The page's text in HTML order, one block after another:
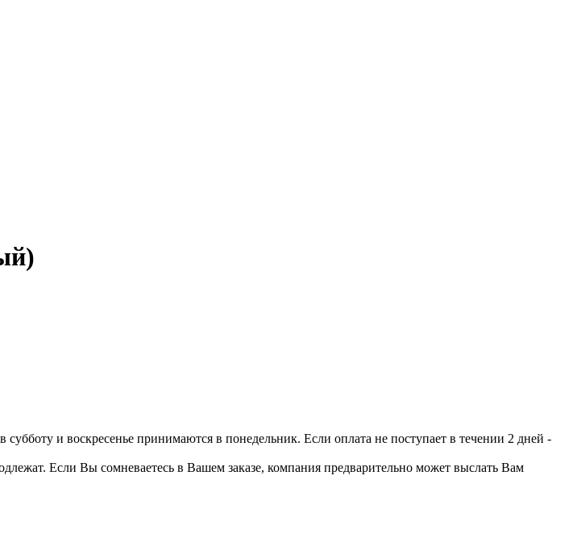
и воскресенье принимаются в понедельник. Если оплата не поступает в течении 2 дней -
Если Вы сомневаетесь в Вашем заказе, компания предварительно может выслать Вам